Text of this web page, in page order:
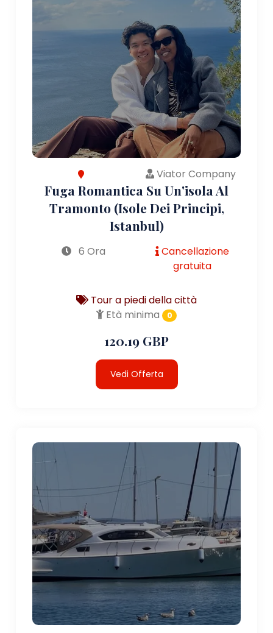
Viator Company
Fuga Romantica Su Un'isola Al
Tramonto (Isole Dei Principi,
Istanbul)
6 Ora
Cancellazione
gratuita
Tour a piedi della città
Età minima
0
120.19 GBP
Vedi Offerta